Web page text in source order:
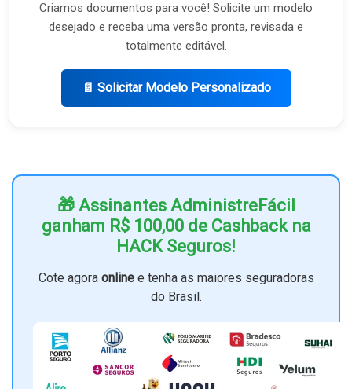
Criamos documentos para você! Solicite um modelo
desejado e receba uma versão pronta, revisada e
totalmente editável.
📄 Solicitar Modelo Personalizado
🎁 Assinantes AdministreFácil
ganham R$ 100,00 de Cashback na
HACK Seguros!
Cote agora onlinee tenha as maiores seguradoras
do Brasil.